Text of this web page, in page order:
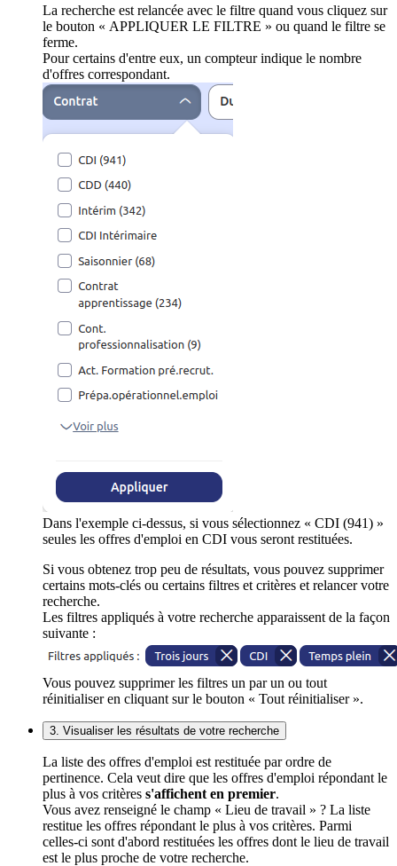
La recherche est relancée avec le filtre quand vous cliquez sur
le bouton « APPLIQUER LE FILTRE » ou quand le filtre se
ferme.
Pour certains d'entre eux, un compteur indique le nombre
d'offres correspondant.
Dans l'exemple ci-dessus, si vous sélectionnez « CDI (941) »
seules les offres d'emploi en CDI vous seront restituées.
Si vous obtenez trop peu de résultats, vous pouvez supprimer
certains mots-clés ou certains filtres et critères et relancer votre
recherche.
Les filtres appliqués à votre recherche apparaissent de la façon
suivante :
Vous pouvez supprimer les filtres un par un ou tout
réinitialiser en cliquant sur le bouton « Tout réinitialiser ».
3. Visualiser les résultats de votre recherche
La liste des offres d'emploi est restituée par ordre de
pertinence. Cela veut dire que les offres d'emploi répondant le
plus à vos critères s'affichent en premier.
Vous avez renseigné le champ « Lieu de travail » ? La liste
restitue les offres répondant le plus à vos critères. Parmi
celles-ci sont d'abord restituées les offres dont le lieu de travail
est le plus proche de votre recherche.